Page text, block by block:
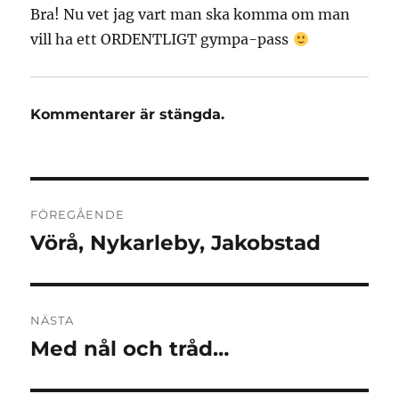
Bra! Nu vet jag vart man ska komma om man
vill ha ett ORDENTLIGT gympa-pass
Kommentarer är stängda.
FÖREGÅENDE
Föregående
Vörå, Nykarleby, Jakobstad
NÄSTA
Nästa
Med nål och tråd…